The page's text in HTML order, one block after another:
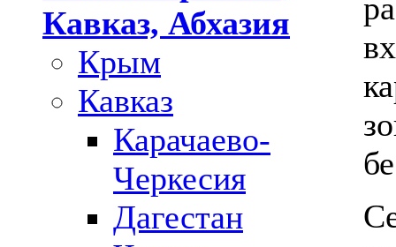
Кавказ, Абхазия
Крым
Кавказ
Карачаево-
Черкесия
Дагестан